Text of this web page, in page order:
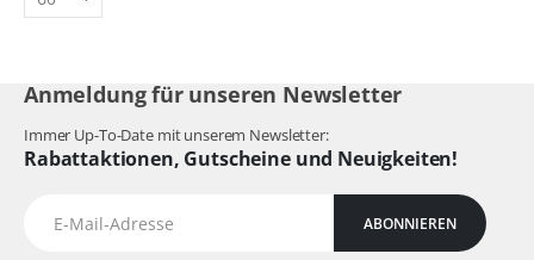
Anmeldung für unseren Newsletter
Immer Up-To-Date mit unserem Newsletter:
Rabattaktionen, Gutscheine und Neuigkeiten!
ABONNIEREN